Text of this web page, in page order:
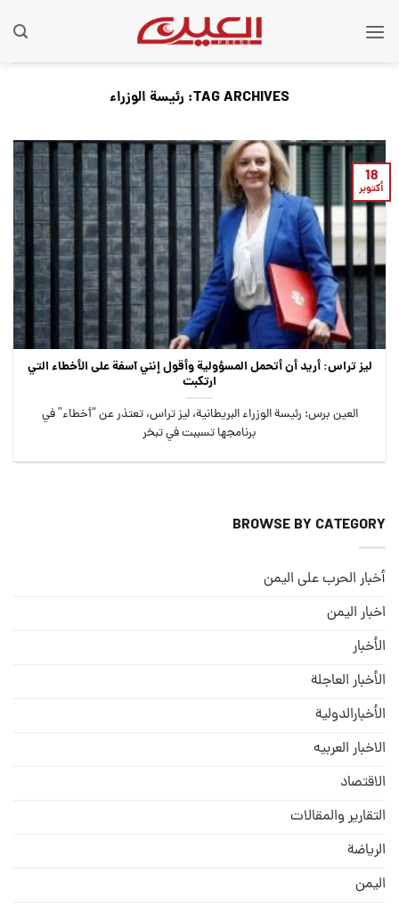
TAG ARCHIVES: رئيسة الوزراء
ليز تراس: أريد أن أتحمل المسؤولية وأقول إنني آسفة على الأخطاء التي
ارتكبت
العين برس: رئيسة الوزراء البريطانية، ليز تراس، تعتذر عن “أخطاء” في
برنامجها تسببت في تبخر
18
أكتوبر
BROWSE BY CATEGORY
أخبار الحرب على اليمن
اخبار اليمن
الأخبار
الأخبار العاجلة
الأخبارالدولية
الاخبار العربيه
الاقتصاد
التقارير والمقالات
الریاضة
الیمن